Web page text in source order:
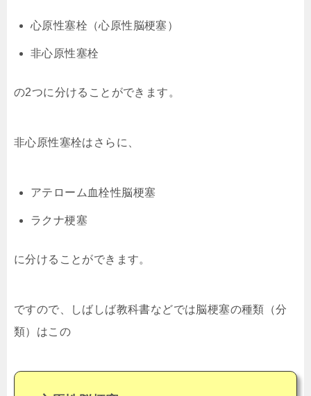
心原性塞栓（心原性脳梗塞）
非心原性塞栓
の2つに分けることができます。
非心原性塞栓はさらに、
アテローム血栓性脳梗塞
ラクナ梗塞
に分けることができます。
ですので、しばしば教科書などでは脳梗塞の種類（分
類）はこの